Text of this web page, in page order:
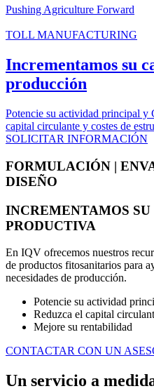
Pushing Agriculture Forward
TOLL MANUFACTURING
Incrementamos su
producción
Potencie su actividad principal y
capital circulante y costes de
SOLICITAR INFORMACIÓN
FORMULACIÓN |
DISEÑO
INCREMENTAMOS
PRODUCTIVA
En IQV ofrecemos nuestros
de productos fitosanitarios para
necesidades de producción.
Potencie su actividad
Reduzca el capital
Mejore su rentabilidad
CONTACTAR CON UN
Un servicio a